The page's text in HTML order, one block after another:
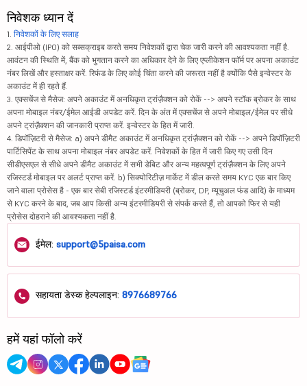
निवेशक ध्यान दें
1. निवेशकों के लिए सलाह
2. आईपीओ (IPO) को सब्सक्राइब करते समय निवेशकों द्वारा चेक जारी करने की आवश्यकता नहीं है.
आवंटन की स्थिति में, बैंक को भुगतान करने का अधिकार देने के लिए एप्लीकेशन फॉर्म पर अपना अकाउंट
नंबर लिखें और हस्ताक्षर करें. रिफंड के लिए कोई चिंता करने की जरूरत नहीं है क्योंकि पैसे इन्वेस्टर के
अकाउंट में ही रहते हैं.
3. एक्सचेंज से मैसेज: अपने अकाउंट में अनधिकृत ट्रांज़ैक्शन को रोकें --> अपने स्टॉक ब्रोकर के साथ
अपना मोबाइल नंबर/ईमेल आईडी अपडेट करें. दिन के अंत में एक्सचेंज से अपने मोबाइल/ईमेल पर सीधे
अपने ट्रांज़ैक्शन की जानकारी प्राप्त करें. इन्वेस्टर के हित में जारी.
4. डिपॉज़िटरी से मैसेज: a) अपने डीमैट अकाउंट में अनधिकृत ट्रांज़ैक्शन को रोकें --> अपने डिपॉज़िटरी
पार्टिसिपेंट के साथ अपना मोबाइल नंबर अपडेट करें. निवेशकों के हित में जारी किए गए उसी दिन
सीडीएसएल से सीधे अपने डीमैट अकाउंट में सभी डेबिट और अन्य महत्वपूर्ण ट्रांज़ैक्शन के लिए अपने
रजिस्टर्ड मोबाइल पर अलर्ट प्राप्त करें. b) सिक्योरिटीज़ मार्केट में डील करते समय KYC एक बार किए
जाने वाला प्रोसेस है - एक बार सेबी रजिस्टर्ड इंटरमीडियरी (ब्रोकर, DP, म्यूचुअल फंड आदि) के माध्यम
से KYC करने के बाद, जब आप किसी अन्य इंटरमीडियरी से संपर्क करते हैं, तो आपको फिर से यही
प्रोसेस दोहराने की आवश्यकता नहीं है.
ईमेल: support@5paisa.com
सहायता डेस्क हेल्पलाइन: 8976689766
हमें यहां फॉलो करें